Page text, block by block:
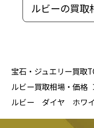
ルビーの買取
宝石・ジュエリー買取
ルビー買取相場・価格
ルビー ダイヤ ホワイ